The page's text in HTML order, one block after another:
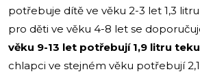
potřebuje dítě ve věku 2-3 let 1,3
pro děti ve věku 4-8 let se
věku 9-13 let potřebují 1,9 litru
chlapci ve stejném věku potřebují